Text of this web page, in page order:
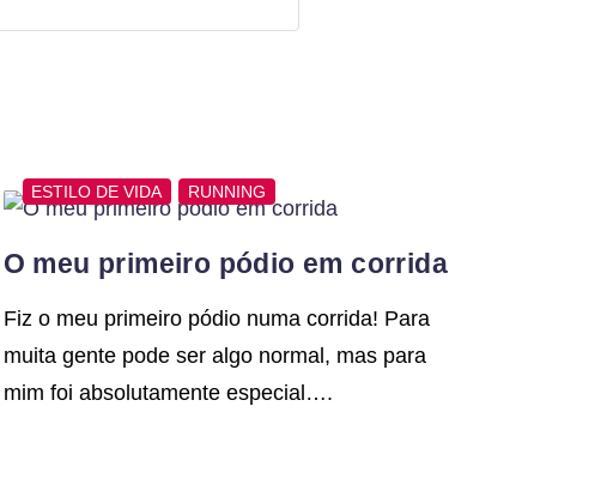
ESTILO DE VIDA RUNNING
O meu primeiro pódio em corrida
Fiz o meu primeiro pódio numa corrida! Para
muita gente pode ser algo normal, mas para
mim foi absolutamente especial….